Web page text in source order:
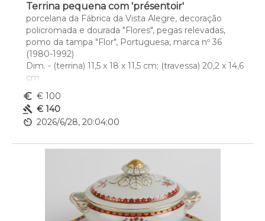
Terrina pequena com 'présentoir'
porcelana da Fábrica da Vista Alegre, decoração
policromada e dourada "Flores", pegas relevadas,
pomo da tampa "Flor", Portuguesa, marca nº 36
(1980-1992)
Dim. - (terrina) 11,5 x 18 x 11,5 cm; (travessa) 20,2 x 14,6
cm
euro_symbol € 100
gavel € 140
av_timer 2026/6/28, 20:04:00